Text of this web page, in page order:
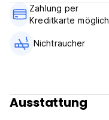
Zahlung per
Kreditkarte möglich
Nichtraucher
Ausstattung